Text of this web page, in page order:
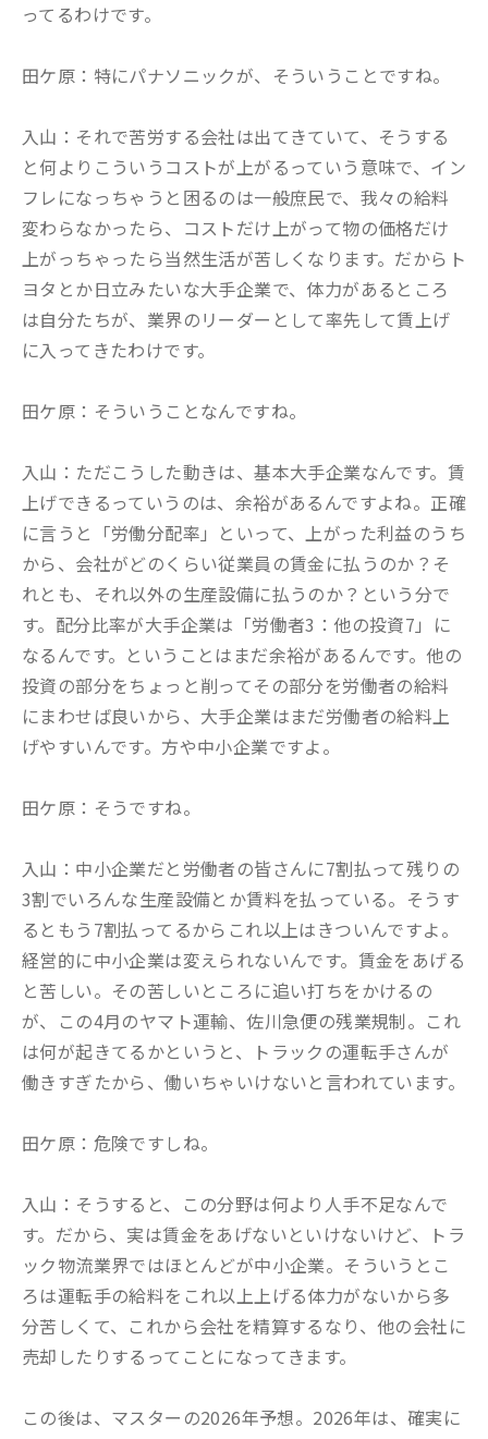
ってるわけです。
田ケ原：特にパナソニックが、そういうことですね。
入山：それで苦労する会社は出てきていて、そうする
と何よりこういうコストが上がるっていう意味で、イン
フレになっちゃうと困るのは一般庶民で、我々の給料
変わらなかったら、コストだけ上がって物の価格だけ
上がっちゃったら当然生活が苦しくなります。だからト
ヨタとか日立みたいな大手企業で、体力があるところ
は自分たちが、業界のリーダーとして率先して賃上げ
に入ってきたわけです。
田ケ原：そういうことなんですね。
入山：ただこうした動きは、基本大手企業なんです。賃
上げできるっていうのは、余裕があるんですよね。正確
に言うと「労働分配率」といって、上がった利益のうち
から、会社がどのくらい従業員の賃金に払うのか？そ
れとも、それ以外の生産設備に払うのか？という分で
す。配分比率が大手企業は「労働者3：他の投資7」に
なるんです。ということはまだ余裕があるんです。他の
投資の部分をちょっと削ってその部分を労働者の給料
にまわせば良いから、大手企業はまだ労働者の給料上
げやすいんです。方や中小企業ですよ。
田ケ原：そうですね。
入山：中小企業だと労働者の皆さんに7割払って残りの
3割でいろんな生産設備とか賃料を払っている。そうす
るともう7割払ってるからこれ以上はきついんですよ。
経営的に中小企業は変えられないんです。賃金をあげる
と苦しい。その苦しいところに追い打ちをかけるの
が、この4月のヤマト運輸、佐川急便の残業規制。これ
は何が起きてるかというと、トラックの運転手さんが
働きすぎたから、働いちゃいけないと言われています。
田ケ原：危険ですしね。
入山：そうすると、この分野は何より人手不足なんで
す。だから、実は賃金をあげないといけないけど、トラ
ック物流業界ではほとんどが中小企業。そういうとこ
ろは運転手の給料をこれ以上上げる体力がないから多
分苦しくて、これから会社を精算するなり、他の会社に
売却したりするってことになってきます。
この後は、マスターの2026年予想。2026年は、確実に